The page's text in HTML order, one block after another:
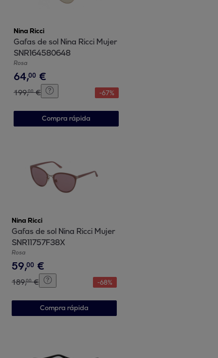
Nina Ricci
Gafas de sol Nina Ricci Mujer
SNR164580648
Rosa
64,00 €
199,00 € -67%
Compra rápida
Nina Ricci
Gafas de sol Nina Ricci Mujer
SNR11757F38X
Rosa
59,00 €
189,00 € -68%
Compra rápida